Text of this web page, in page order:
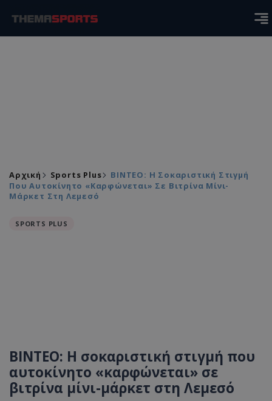
Αρχική Sports Plus
ΒΙΝΤΕΟ: Η Σοκαριστική Στιγμή
Που Αυτοκίνητο «καρφώνεται» Σε Βιτρίνα Μίνι-
Μάρκετ Στη Λεμεσό
SPORTS PLUS
ΒΙΝΤΕΟ: Η σοκαριστική στιγμή που
αυτοκίνητο «καρφώνεται» σε
βιτρίνα μίνι-μάρκετ στη Λεμεσό